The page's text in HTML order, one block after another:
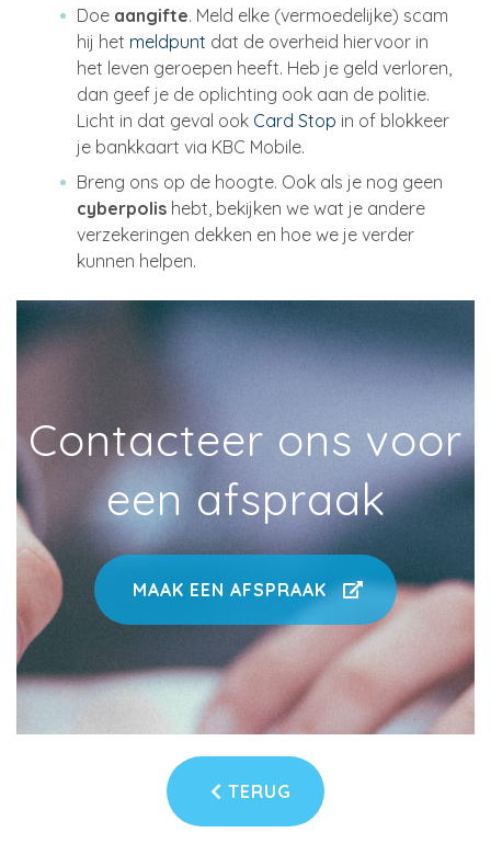
Doe aangifte. Meld elke (vermoedelijke) scam
hij het meldpunt dat de overheid hiervoor in
het leven geroepen heeft. Heb je geld verloren,
dan geef je de oplichting ook aan de politie.
Licht in dat geval ook Card Stop in of blokkeer
je bankkaart via KBC Mobile.
Breng ons op de hoogte. Ook als je nog geen
cyberpolis hebt, bekijken we wat je andere
verzekeringen dekken en hoe we je verder
kunnen helpen.
Contacteer ons voor
een afspraak
MAAK EEN AFSPRAAK
TERUG